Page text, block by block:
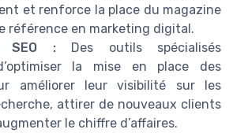
et renforce la place du magazine
référence en marketing digital.
SEO :Des outils spécialisés
la mise en place des
améliorer leur visibilité sur les
attirer de nouveaux clients
le chiffre d’affaires.